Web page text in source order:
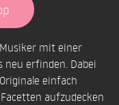
mit einer
neu erfinden. Dabei
einfach
aufzudecken